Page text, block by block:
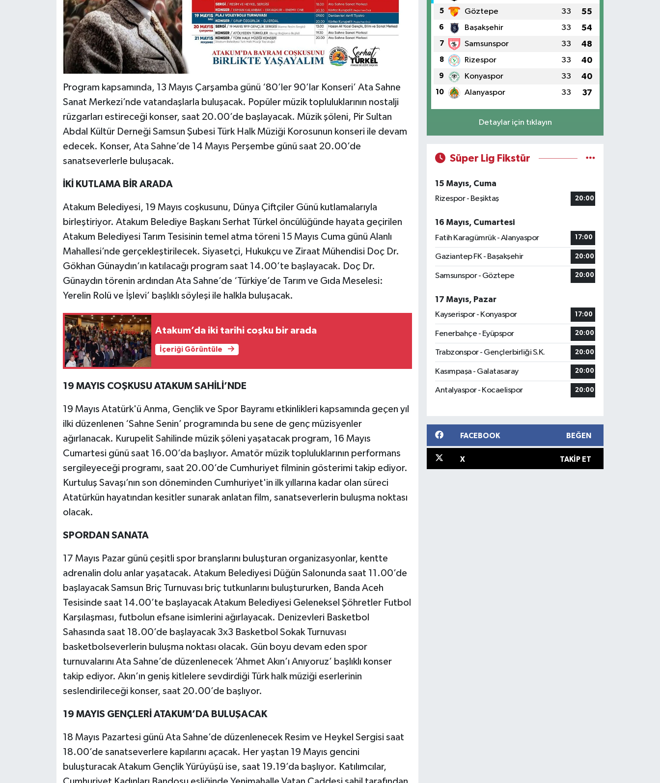
Program kapsamında, 13 Mayıs Çarşamba günü ‘80’ler 90’lar Konseri’ Ata Sahne
Sanat Merkezi’nde vatandaşlarla buluşacak. Popüler müzik topluluklarının nostalji
rüzgarları estireceği konser, saat 20.00’de başlayacak. Müzik şöleni, Pir Sultan
Abdal Kültür Derneği Samsun Şubesi Türk Halk Müziği Korosunun konseri ile devam
edecek. Konser, Ata Sahne’de 14 Mayıs Perşembe günü saat 20.00’de
sanatseverlerle buluşacak.
İKİ KUTLAMA BİR ARADA
Atakum Belediyesi, 19 Mayıs coşkusunu, Dünya Çiftçiler Günü kutlamalarıyla
birleştiriyor. Atakum Belediye Başkanı Serhat Türkel öncülüğünde hayata geçirilen
Atakum Belediyesi Tarım Tesisinin temel atma töreni 15 Mayıs Cuma günü Alanlı
Mahallesi’nde gerçekleştirilecek. Siyasetçi, Hukukçu ve Ziraat Mühendisi Doç Dr.
Gökhan Günaydın’ın katılacağı program saat 14.00’te başlayacak. Doç Dr.
Günaydın törenin ardından Ata Sahne’de ‘Türkiye’de Tarım ve Gıda Meselesi:
Yerelin Rolü ve İşlevi’ başlıklı söyleşi ile halkla buluşacak.
Atakum’da iki tarihi coşku bir arada
İçeriği Görüntüle
19 MAYIS COŞKUSU ATAKUM SAHİLİ’NDE
19 Mayıs Atatürk'ü Anma, Gençlik ve Spor Bayramı etkinlikleri kapsamında geçen yıl
ilki düzenlenen ‘Sahne Senin’ programında bu sene de genç müzisyenler
ağırlanacak. Kurupelit Sahilinde müzik şöleni yaşatacak program, 16 Mayıs
Cumartesi günü saat 16.00’da başlıyor. Amatör müzik topluluklarının performans
sergileyeceği programı, saat 20.00’de Cumhuriyet filminin gösterimi takip ediyor.
Kurtuluş Savaşı’nın son döneminden Cumhuriyet'in ilk yıllarına kadar olan süreci
Atatürkün hayatından kesitler sunarak anlatan film, sanatseverlerin buluşma noktası
olacak.
SPORDAN SANATA
17 Mayıs Pazar günü çeşitli spor branşlarını buluşturan organizasyonlar, kentte
adrenalin dolu anlar yaşatacak. Atakum Belediyesi Düğün Salonunda saat 11.00’de
başlayacak Samsun Briç Turnuvası briç tutkunlarını buluştururken, Banda Aceh
Tesisinde saat 14.00’te başlayacak Atakum Belediyesi Geleneksel Şöhretler Futbol
Karşılaşması, futbolun efsane isimlerini ağırlayacak. Denizevleri Basketbol
Sahasında saat 18.00’de başlayacak 3x3 Basketbol Sokak Turnuvası
basketbolseverlerin buluşma noktası olacak. Gün boyu devam eden spor
turnuvalarını Ata Sahne’de düzenlenecek ‘Ahmet Akın’ı Anıyoruz’ başlıklı konser
takip ediyor. Akın’ın geniş kitlelere sevdirdiği Türk halk müziği eserlerinin
seslendirileceği konser, saat 20.00’de başlıyor.
19 MAYIS GENÇLERİ ATAKUM’DA BULUŞACAK
18 Mayıs Pazartesi günü Ata Sahne’de düzenlenecek Resim ve Heykel Sergisi saat
18.00’de sanatseverlere kapılarını açacak. Her yaştan 19 Mayıs gencini
buluşturacak Atakum Gençlik Yürüyüşü ise, saat 19.19’da başlıyor. Katılımcılar,
5 Göztepe 33 55
6 Başakşehir 33 54
7 Samsunspor 33 48
8 Rizespor 33 40
9 Konyaspor 33 40
10 Alanyaspor 33 37
Detaylar için tıklayın
Süper Lig Fikstür
15 Mayıs, Cuma
Rizespor - Beşiktaş
20:00
16 Mayıs, Cumartesi
Fatih Karagümrük - Alanyaspor
17:00
Gaziantep FK - Başakşehir 20:00
Samsunspor - Göztepe 20:00
17 Mayıs, Pazar
Kayserispor - Konyaspor
17:00
Fenerbahçe - Eyüpspor 20:00
Trabzonspor - Gençlerbirliği S.K. 20:00
Kasımpaşa - Galatasaray 20:00
Antalyaspor - Kocaelispor 20:00
FACEBOOK BEĞEN
X TAKIP ET